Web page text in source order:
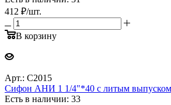
412 ₽/шт.
В корзину
Арт.: C2015
Сифон АНИ 1 1/4"*40 с литым
Есть в наличии: 33